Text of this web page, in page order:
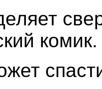
комик.